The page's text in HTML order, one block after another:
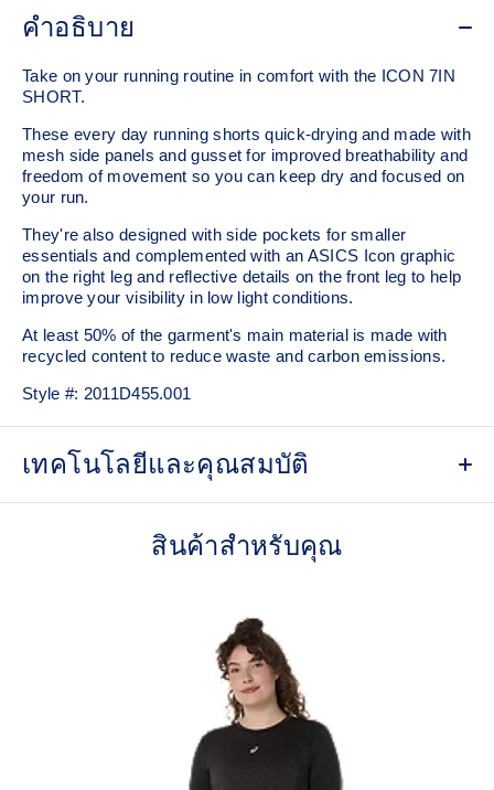
คำอธิบาย
Take on your running routine in comfort with the ICON 7IN
SHORT.
These every day running shorts quick-drying and made with
mesh side panels and gusset for improved breathability and
freedom of movement so you can keep dry and focused on
your run.
They're also designed with side pockets for smaller
essentials and complemented with an ASICS Icon graphic
on the right leg and reflective details on the front leg to help
improve your visibility in low light conditions.
At least 50% of the garment's main material is made with
recycled content to reduce waste and carbon emissions.
Style #: 2011D455.001
เทคโนโลยีและคุณสมบัติ
7in inseam length.
Elasticated waistband with internal drawcord for a
Reflective details are designed to help improve your
visibility in low-light conditions.
At least 50% of the garment's main material is made
with recycled content to reduce waste and carbon
สินค้าสำหรับคุณ